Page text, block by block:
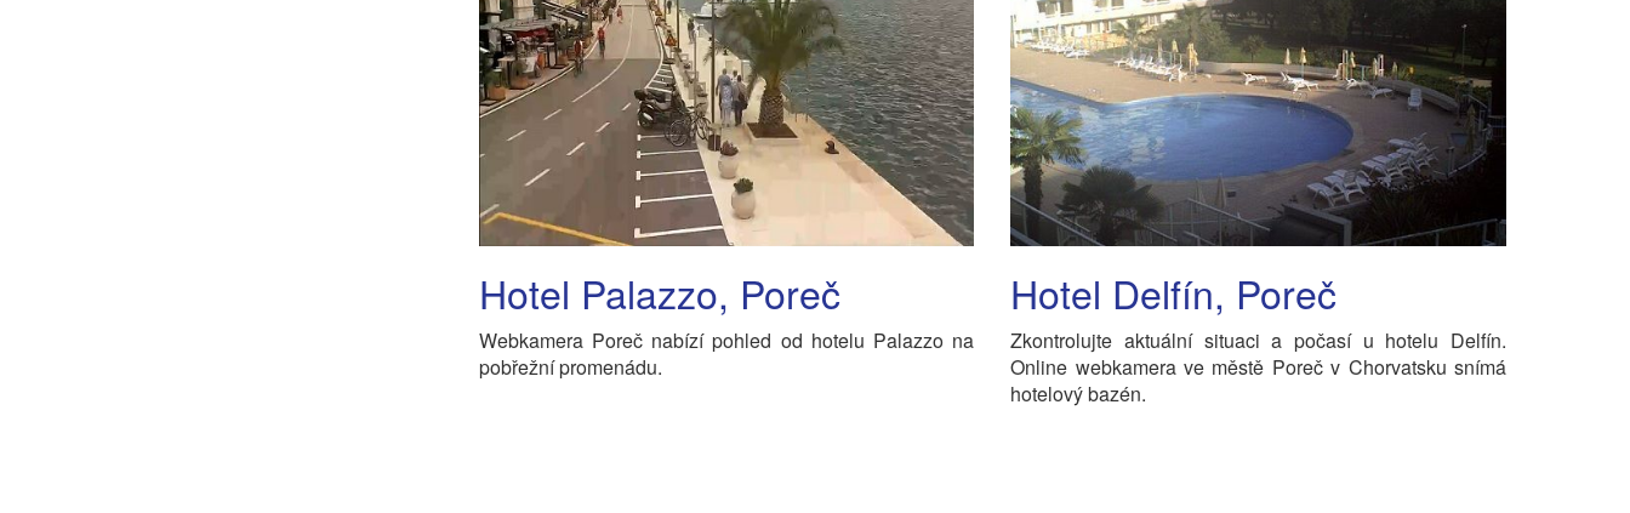
Hotel Palazzo, Poreč
Webkamera Poreč nabízí pohled od hotelu Palazzo na
pobřežní promenádu.
Hotel Delfín, Poreč
Zkontrolujte aktuální situaci a počasí u hotelu Delfín.
Online webkamera ve městě Poreč v Chorvatsku snímá
hotelový bazén.